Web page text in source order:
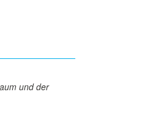
und der